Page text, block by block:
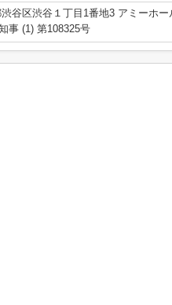
谷区渋谷１丁目1番地3 アミーホー
事 (1) 第108325号